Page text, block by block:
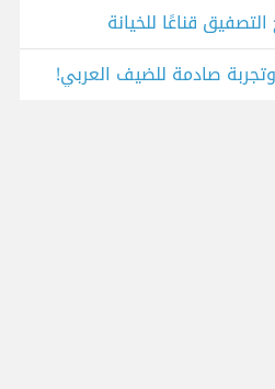
قناعًا للخيانة
صادمة للضيف العربي!